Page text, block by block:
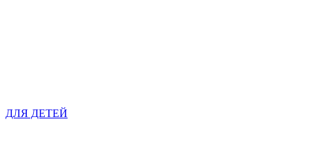
ДЛЯ ДЕТЕЙ